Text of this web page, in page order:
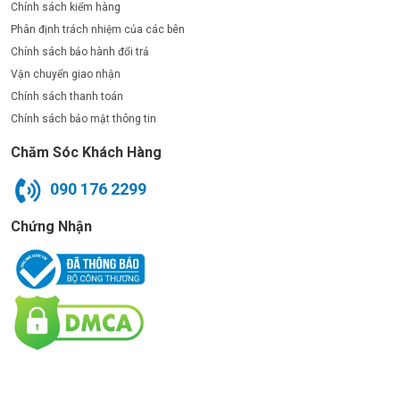
Chính sách kiểm hàng
Phân định trách nhiệm của các bên
Chính sách bảo hành đổi trả
Vận chuyển giao nhận
Chính sách thanh toán
Chính sách bảo mật thông tin
Chăm Sóc Khách Hàng
090 176 2299
Chứng Nhận